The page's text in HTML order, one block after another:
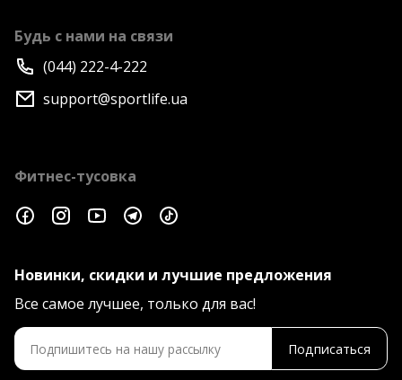
Будь с нами на связи
(044) 222-4-222
support@sportlife.ua
Фитнес-тусовка
Новинки, скидки и лучшие предложения
Все самое лучшее, только для вас!
Подписаться